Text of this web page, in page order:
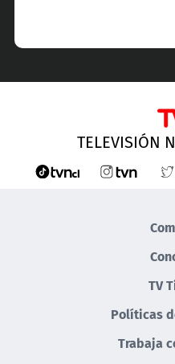
TELEVISIÓN
TV
Políticas
Trabaja